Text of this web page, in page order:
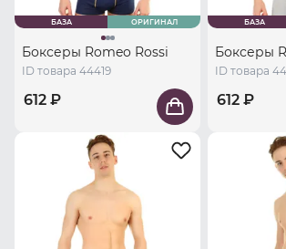
БАЗА ОРИГИНАЛ
Боксеры Romeo Rossi
ID товара 44419
612 ₽
БАЗА
Боксеры
ID товара
612 ₽